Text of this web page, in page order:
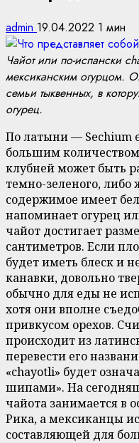
admin 19.04.2022 1 мин
Чайот или по-испански
мексиканским огурцом.
семьи тыквенных, в
огурец.
По латыни — Sechium
большим количеством
клубней может быть
темно-зеленого, либо
содержимое имеет
напоминает огурец
чайот достигает
сантиметров. Если
будет иметь блеск и
канавки, довольно
обычно для еды не
хотя они вполне
привкусом орехов.
происходит из
перевести его
«chayotli» будет
шипами». На
чайота занимается в
Рика, а мексиканцы
составляющей для